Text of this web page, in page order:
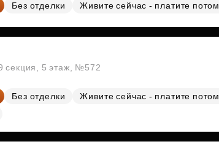
Без отделки Живите сейчас - платите потом
секция, 5 этаж, №572
Без отделки Живите сейчас - платите потом